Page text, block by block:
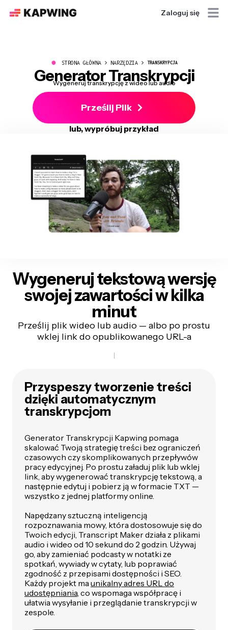
Zaloguj się
● STRONA GŁÓWNA NARZĘDZIA TRANSKRYPCJA
Generator Transkrypcji
Wygeneruj transkrypcję z wideo lub audio
Prześlij Plik
lub, wypróbuj przykład
Wygeneruj tekstową wersję
swojej zawartościw kilka
minut
Prześlij plik wideo lub audio — albo po prostu
wklej link do opublikowanego URL-a
Przyspeszy tworzenie treści
dzięki automatycznym
transkrypcjom
Generator Transkrypcji Kapwing pomaga
skalować Twoją strategię treści bez ograniczeń
czasowych czy skomplikowanych przepływów
pracy edycyjnej. Po prostu załaduj plik lub wklej
link, aby wygenerować transkrypcję tekstową, a
następnie edytuj i pobierz ją w formacie TXT —
wszystko z jednej platformy online.
Napędzany sztuczną inteligencją
rozpoznawania mowy, która dostosowuje się do
Twoich edycji, Transcript Maker działa z plikami
audio i wideo od 10 sekund do 2 godzin. Używaj
go, aby zamieniać podcasty w notatki ze
spotkań, wywiady w cytaty, lub poprawiać
zgodność z przepisami dostępności i SEO.
Każdy projekt ma unikalny adres URL do
udostępniania , co wspomaga współpracę i
ułatwia wysyłanie i przeglądanie transkrypcji w
zespole.